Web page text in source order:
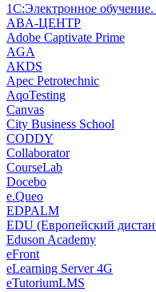
1С:Электронное
ABA-ЦЕНТР
Adobe Captivate Prime
AGA
AKDS
Apec Petrotechnic
AqoTesting
Canvas
City Business School
CODDY
Collaborator
CourseLab
Docebo
e.Queo
EDPALM
EDU (Европейский
Eduson Academy
eFront
eLearning Server 4G
eTutoriumLMS